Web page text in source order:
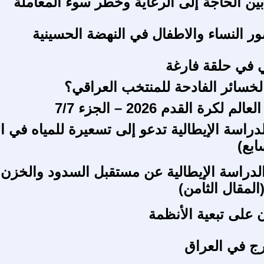
النساء والاطفال في النهضة الحسينية
في حلقة فارغة
الفادحة للمنتخب العراقي؟
القدم 2026 – الجزء 7/7
الإيطالية تدعو إلى تسعيرة للمياه في
الإيطالية عن مستقبل السدود والخزن
الثامن)
على تبعية الأنظمة
في العراق